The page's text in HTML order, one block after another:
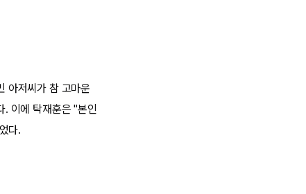
아저씨가 참 고마운
. 이에 탁재훈은 "본인
다.